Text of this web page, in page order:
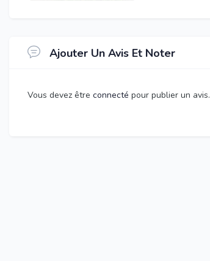
Ajouter Un Avis Et Noter
Vous devez être connecté pour publier un avis.